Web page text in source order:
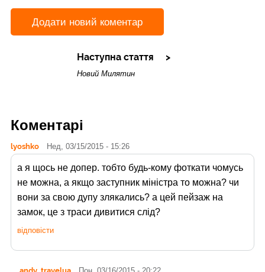
Додати новий коментар
Наступна стаття
Новий Милятин
Коментарі
lyoshko Нед, 03/15/2015 - 15:26
а я щось не допер. тобто будь-кому фоткати чомусь
не можна, а якщо заступник міністра то можна? чи
вони за свою дупу злякались? а цей пейзаж на
замок, це з траси дивитися слід?
відповісти